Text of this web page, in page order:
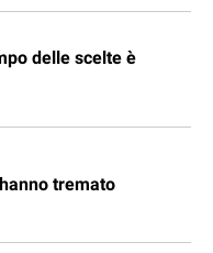
delle scelte è
tremato